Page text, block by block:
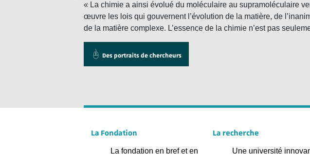
« La chimie a ainsi évolué du moléculaire au supramoléculaire
œuvre les lois qui gouvernent l’évolution de la matière, de
de la matière complexe. L’essence de la chimie n’est pas
Des portraits de chercheurs
La Fondation
La fondation en bref et en
La recherche
Une université